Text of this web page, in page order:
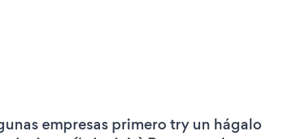
empresas primero try un hágalo